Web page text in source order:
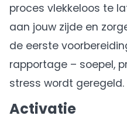
proces vlekkeloos te
aan jouw zijde en
de eerste
rapportage – soepel,
stress wordt
Activatie